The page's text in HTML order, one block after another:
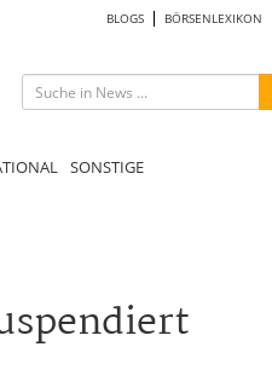
BLOGS BÖRSENLEXIKON
SONSTIGE